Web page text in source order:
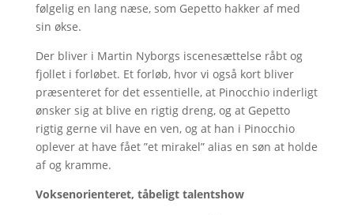
følgelig en lang næse, som Gepetto hakker af med
sin økse.
Der bliver i Martin Nyborgs iscenesættelse råbt og
fjollet i forløbet. Et forløb, hvor vi også kort bliver
præsenteret for det essentielle, at Pinocchio inderligt
ønsker sig at blive en rigtig dreng, og at Gepetto
rigtig gerne vil have en ven, og at han i Pinocchio
oplever at have fået ”et mirakel” alias en søn at holde
af og kramme.
Voksenorienteret, tåbeligt talentshow